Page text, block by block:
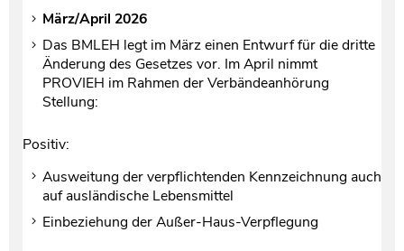
März/April 2026
Das BMLEH legt im März einen Entwurf für die dritte
Änderung des Gesetzes vor. Im April nimmt
PROVIEH im Rahmen der Verbändeanhörung
Stellung:
Positiv:
Ausweitung der verpflichtenden Kennzeichnung auch
auf ausländische Lebensmittel
Einbeziehung der Außer-Haus-Verpflegung